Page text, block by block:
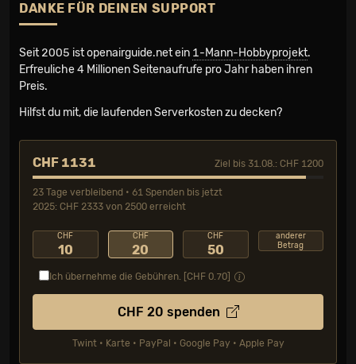
DANKE FÜR DEINEN SUPPORT
Seit 2005 ist openairguide.net ein 1-Mann-Hobbyprojekt.
Erfreuliche 4 Millionen Seiten­aufrufe pro Jahr haben ihren
Preis.
Hilfst du mit, die laufenden Serverkosten zu decken?
CHF 1131 Ziel bis 31.08.: CHF 1200
23 Tage verbleibend • 61 Spenden bis jetzt
2025: CHF 2333 von 2500 erreicht
CHF
10
CHF
20
CHF
50
anderer
Betrag
Ich übernehme die Gebühren. [CHF 0.70
CHF 20 spenden
Twint • Karte • PayPal • Google Pay • Apple Pay